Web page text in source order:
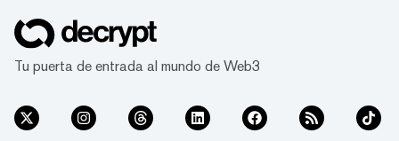
Tu puerta de entrada al mundo de Web3